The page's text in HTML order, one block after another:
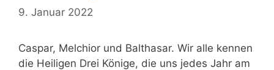
9. Januar 2022
Caspar, Melchior und Balthasar. Wir alle kennen
die Heiligen Drei Könige, die uns jedes Jahr am